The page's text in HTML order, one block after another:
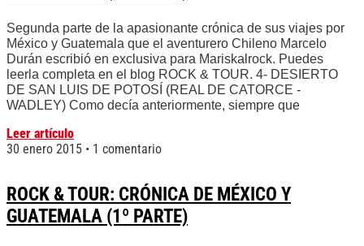
Segunda parte de la apasionante crónica de sus viajes por
México y Guatemala que el aventurero Chileno Marcelo
Durán escribió en exclusiva para Mariskalrock. Puedes
leerla completa en el blog ROCK & TOUR. 4- DESIERTO
DE SAN LUIS DE POTOSÍ (REAL DE CATORCE -
WADLEY) Como decía anteriormente, siempre que
Leer artículo
30 enero 2015
1 comentario
ROCK & TOUR: CRÓNICA DE MÉXICO Y
GUATEMALA (1º PARTE)